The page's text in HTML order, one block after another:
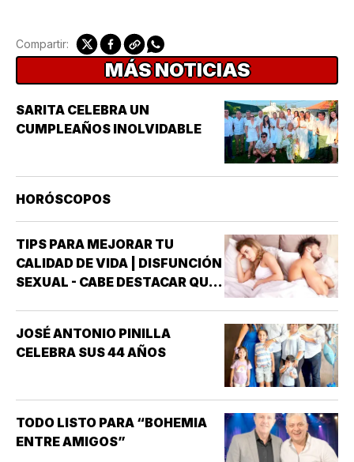
Compartir:
MÁS NOTICIAS
SARITA CELEBRA UN
CUMPLEAÑOS INOLVIDABLE
HORÓSCOPOS
TIPS PARA MEJORAR TU
CALIDAD DE VIDA | DISFUNCIÓN
SEXUAL - CABE DESTACAR QUE
INTERÉS HA GENERADO PARA
LA INVESTIGACIÓN DE NUEVOS
DISFUNCIÓN ERÉCTIL
(INCAPACIDAD DE ALCANZAR
Y/O MANTENER…
JOSÉ ANTONIO PINILLA
CELEBRA SUS 44 AÑOS
TODO LISTO PARA “BOHEMIA
ENTRE AMIGOS”